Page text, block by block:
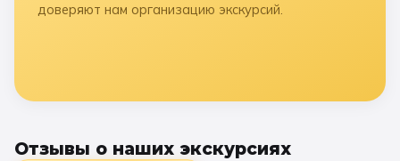
доверяют нам организацию экскурсий.
Отзывы о наших экскурсиях